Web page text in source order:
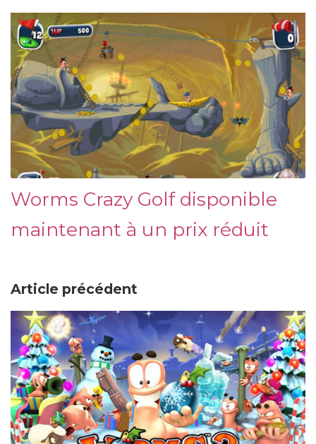
Worms Crazy Golf disponible
maintenant à un prix réduit
Article précédent